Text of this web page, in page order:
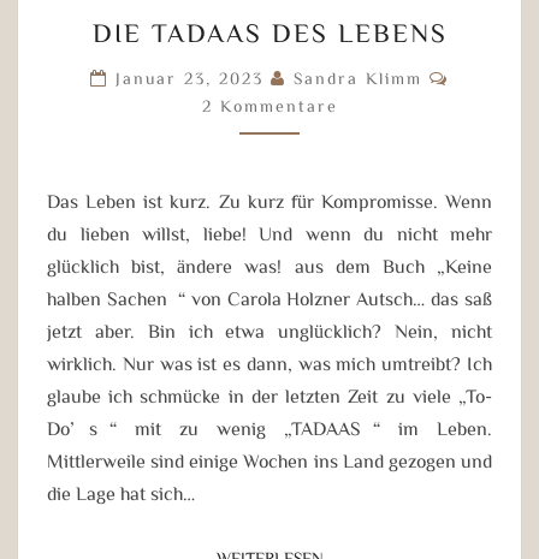
TADAAS
DES
LEBENS
DIE TADAAS DES LEBENS
Januar 23, 2023 Sandra Klimm
2 Kommentare
Das Leben ist kurz. Zu kurz für Kompromisse. Wenn
du lieben willst, liebe! Und wenn du nicht mehr
glücklich bist, ändere was! aus dem Buch „Keine
halben Sachen“ von Carola Holzner Autsch… das saß
jetzt aber. Bin ich etwa unglücklich? Nein, nicht
wirklich. Nur was ist es dann, was mich umtreibt? Ich
glaube ich schmücke in der letzten Zeit zu viele „To-
Do’s“ mit zu wenig „TADAAS“ im Leben.
Mittlerweile sind einige Wochen ins Land gezogen und
die Lage hat sich…